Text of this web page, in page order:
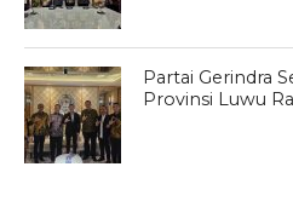
Partai Gerindra
Provinsi Luwu